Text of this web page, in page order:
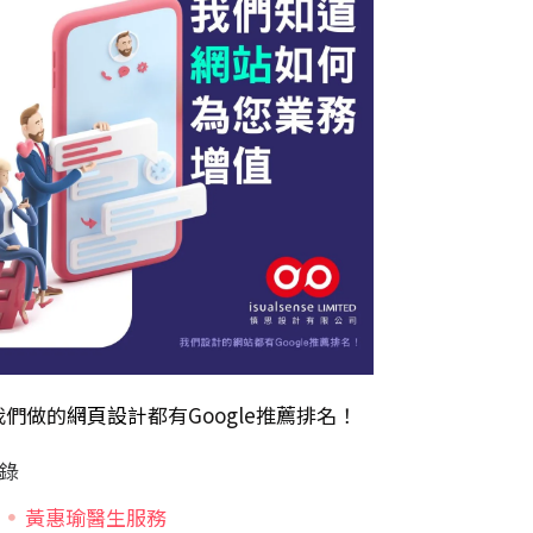
們做的網頁設計都有Google推薦排名！
黃惠瑜醫生服務